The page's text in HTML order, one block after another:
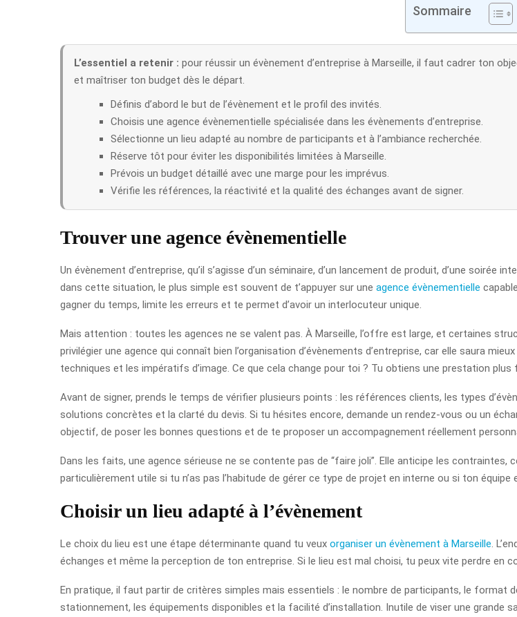
Sommaire
L’essentiel a retenir : pour réussir un évènement d’entreprise à Marseille, il faut cadrer ton
et maîtriser ton budget dès le départ.
Définis d’abord le but de l’évènement et le profil des invités.
Choisis une agence évènementielle spécialisée dans les évènements d’entreprise.
Sélectionne un lieu adapté au nombre de participants et à l’ambiance recherchée.
Réserve tôt pour éviter les disponibilités limitées à Marseille.
Prévois un budget détaillé avec une marge pour les imprévus.
Vérifie les références, la réactivité et la qualité des échanges avant de signer.
Trouver une agence évènementielle
Un évènement d’entreprise, qu’il s’agisse d’un séminaire, d’un lancement de produit, d’une
dans cette situation, le plus simple est souvent de t’appuyer sur une agence évènementielle
gagner du temps, limite les erreurs et te permet d’avoir un interlocuteur unique.
Mais attention : toutes les agences ne se valent pas. À Marseille, l’offre est large, et certaines
privilégier une agence qui connaît bien l’organisation d’évènements d’entreprise, car elle saura
techniques et les impératifs d’image. Ce que cela change pour toi ? Tu obtiens une prestation plus
Avant de signer, prends le temps de vérifier plusieurs points : les références clients, les types
solutions concrètes et la clarté du devis. Si tu hésites encore, demande un rendez-vous ou un
objectif, de poser les bonnes questions et de te proposer un accompagnement réellement
Dans les faits, une agence sérieuse ne se contente pas de “faire joli”. Elle anticipe les contraintes,
particulièrement utile si tu n’as pas l’habitude de gérer ce type de projet en interne ou si ton équipe
Choisir un lieu adapté à l’évènement
Le choix du lieu est une étape déterminante quand tu veux organiser un évènement à Marseille .
échanges et même la perception de ton entreprise. Si le lieu est mal choisi, tu peux vite perdre en
En pratique, il faut partir de critères simples mais essentiels : le nombre de participants, le format
stationnement, les équipements disponibles et la facilité d’installation. Inutile de viser une grande